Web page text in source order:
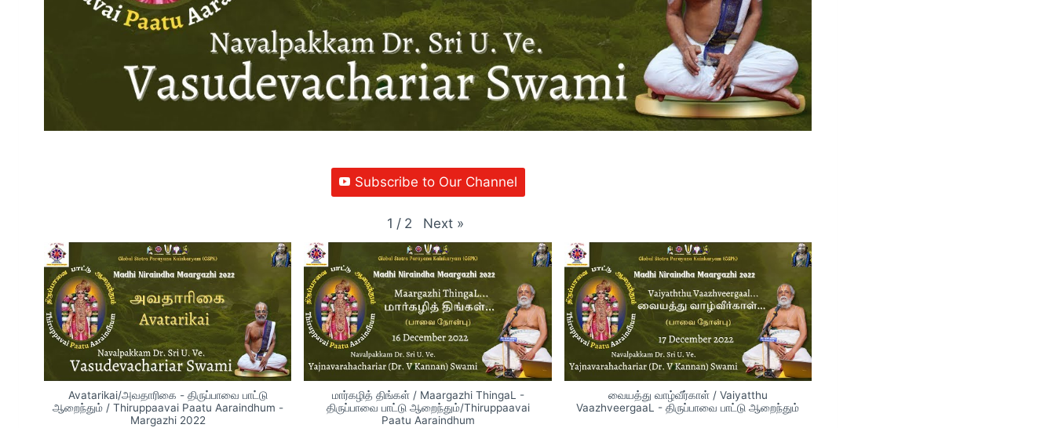
Subscribe to Our Channel
1 / 2 Next »
Avatarikai/அவதாரிகை - திருப்பாவை பாட்டு
ஆறைந்தும் / Thiruppaavai Paatu Aaraindhum -
Margazhi 2022
மார்கழித் திங்கள் / Maargazhi ThingaL -
திருப்பாவை பாட்டு ஆறைந்தும்/Thiruppaavai
Paatu Aaraindhum
வையத்து வாழ்வீர்காள் / Vaiyatthu
VaazhveergaaL - திருப்பாவை பாட்டு ஆறைந்தும்